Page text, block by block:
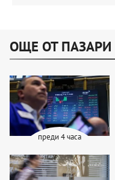
ОЩЕ ОТ ПАЗАРИ
преди 4 часа